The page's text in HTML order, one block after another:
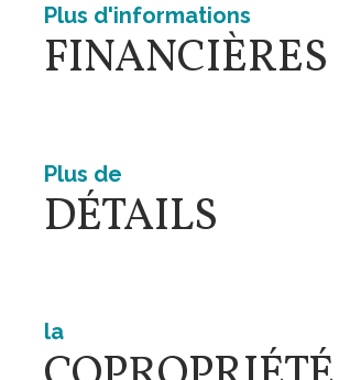
Plus d'informations
FINANCIÈRES
Plus de
DÉTAILS
la